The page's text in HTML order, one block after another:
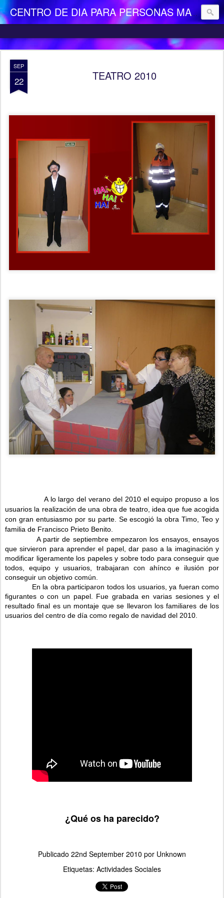
CENTRO DE DIA PARA PERSONAS MAYORES DEPENDIENTES "LA CAMOCHA"
SEP
22 TEATRO 2010
A lo largo del verano del 2010 el equipo propuso a los
usuarios la realización de una obra de teatro, idea que fue acogida
con gran entusiasmo por su parte. Se escogió la obra Timo , Teo y
familia de Francisco Prieto Benito.
A partir de septiembre empezaron los ensayos, ensayos
que sirvieron para aprender el papel, dar paso a la imaginación y
modificar ligeramente los papeles y sobre todo para conseguir que
todos, equipo y usuarios, trabajaran con ahínco e ilusión por
conseguir un objetivo común.
En la obra participaron todos los usuarios, ya fueran como
figurantes o con un papel. Fue grabada en varias sesiones y el
resultado final es un montaje que se llevaron los familiares de los
usuarios del centro de día como regalo de navidad del 2010.
¿Qué os ha parecido?
Publicado 22nd September 2010 por Unknown
Etiquetas: Actividades Sociales